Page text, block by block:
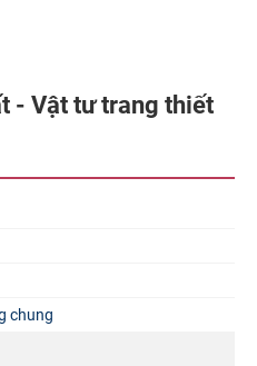
- Vật tư trang thiết
chung